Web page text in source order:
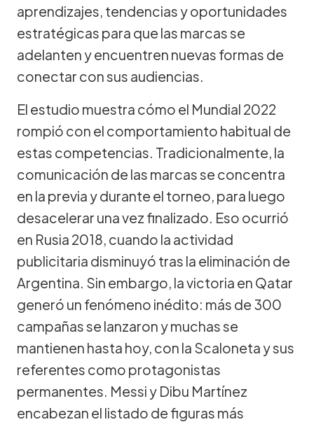
aprendizajes, tendencias y oportunidades
estratégicas para que las marcas se
adelanten y encuentren nuevas formas de
conectar con sus audiencias.
El estudio muestra cómo el Mundial 2022
rompió con el comportamiento habitual de
estas competencias. Tradicionalmente, la
comunicación de las marcas se concentra
en la previa y durante el torneo, para luego
desacelerar una vez finalizado. Eso ocurrió
en Rusia 2018, cuando la actividad
publicitaria disminuyó tras la eliminación de
Argentina. Sin embargo, la victoria en Qatar
generó un fenómeno inédito: más de 300
campañas se lanzaron y muchas se
mantienen hasta hoy, con la Scaloneta y sus
referentes como protagonistas
permanentes. Messi y Dibu Martínez
encabezan el listado de figuras más